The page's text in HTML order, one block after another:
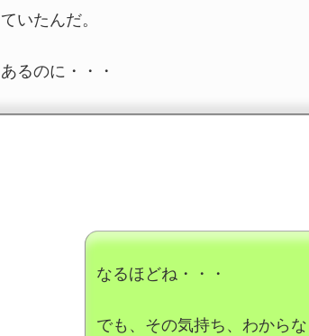
いたんだ。
るのに・・・
なるほどね・・・
でも、その気持ち、わから